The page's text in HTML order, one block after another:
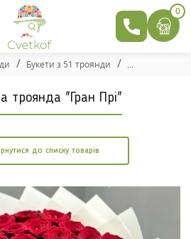
0
Букети з 51 троянди
до списку товарів
троянда "Гран Прі"